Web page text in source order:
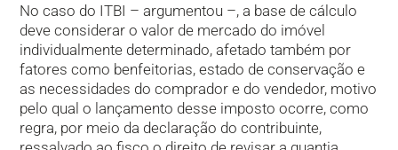
No caso do ITBI – argumentou –, a base de cálculo
deve considerar o valor de mercado do imóvel
individualmente determinado, afetado também por
fatores como benfeitorias, estado de conservação e
as necessidades do comprador e do vendedor, motivo
pelo qual o lançamento desse imposto ocorre, como
regra, por meio da declaração do contribuinte,